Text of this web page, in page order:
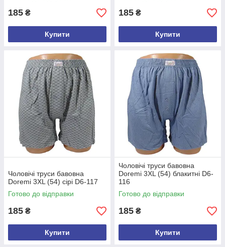
185 ₴
Купити
185 ₴
Купити
Чоловічі труси бавовна
Doremi 3XL (54) сірі D6-117
Готово до відправки
185 ₴
Купити
Чоловічі труси бавовна
Doremi 3XL (54) блакитні D6-
116
Готово до відправки
185 ₴
Купити